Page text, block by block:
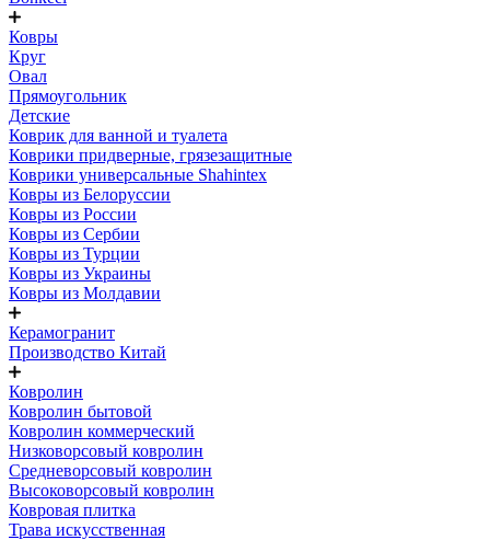
Ковры
Круг
Овал
Прямоугольник
Детские
Коврик для ванной и туалета
Коврики придверные, грязезащитные
Коврики универсальные Shahintex
Ковры из Белоруссии
Ковры из России
Ковры из Сербии
Ковры из Турции
Ковры из Украины
Ковры из Молдавии
Керамогранит
Производство Китай
Ковролин
Ковролин бытовой
Ковролин коммерческий
Низковорсовый ковролин
Средневорсовый ковролин
Высоковорсовый ковролин
Ковровая плитка
Трава искусственная